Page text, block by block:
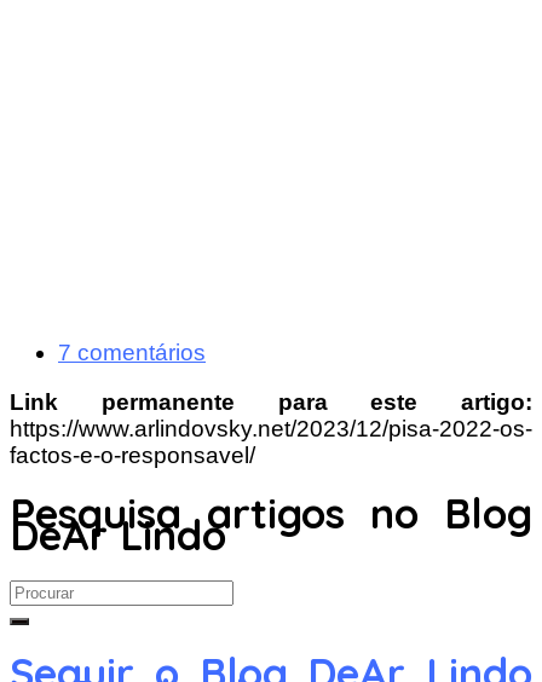
7 comentários
Link permanente para este artigo:
https://www.arlindovsky.net/2023/12/pisa-2022-os-
factos-e-o-responsavel/
Pesquisa artigos no Blog
DeAr Lindo
Search
for: